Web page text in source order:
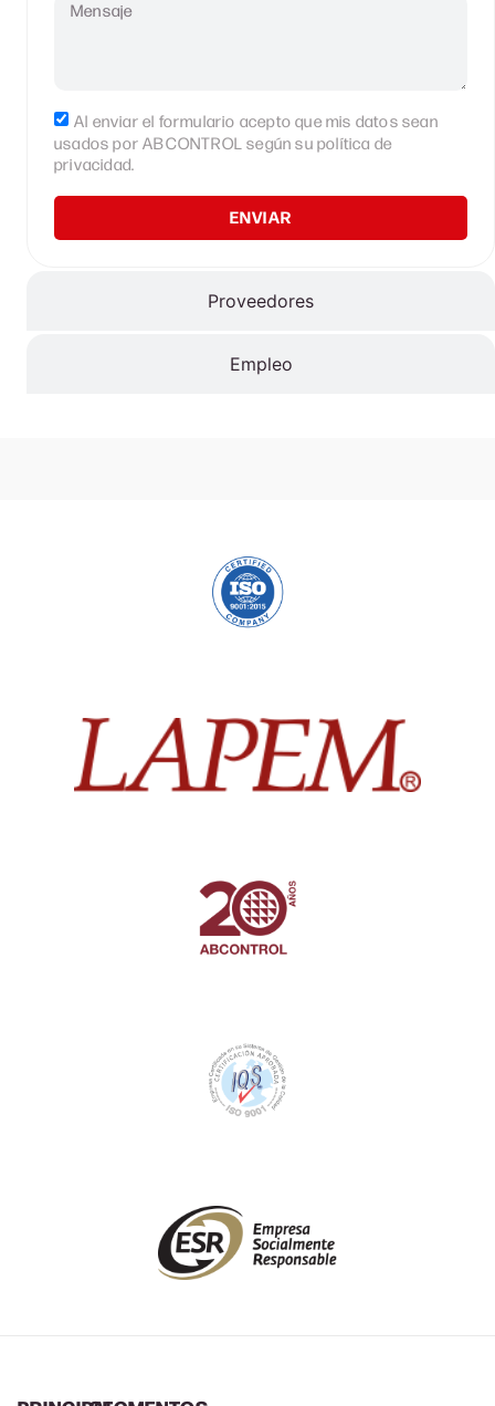
Proveedores
Empleo
Al enviar el formulario acepto que mis datos sean
usados por ABCONTROL según su política de
privacidad.
ENVIAR